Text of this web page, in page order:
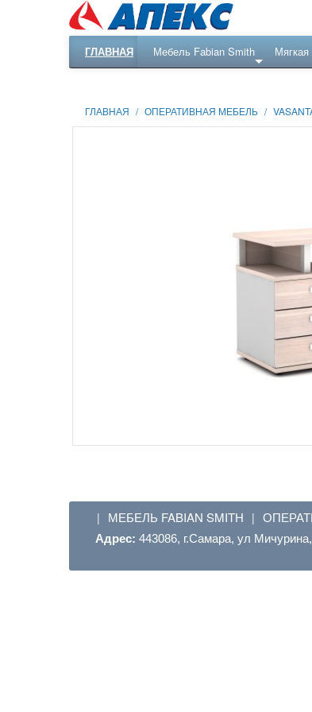
ГЛАВНАЯ Мебель Fabian Smith
ГЛАВНАЯ / ОПЕРАТИВНАЯ МЕБЕЛЬ /
| МЕБЕЛЬ FABIAN SMITH |
Адрес: 443086, г.Самара, ул